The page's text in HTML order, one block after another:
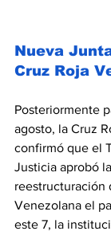
Nueva
Cruz Roja
Posteriormente
agosto, la Cruz
confirmó que el
Justicia aprobó
reestructuración
Venezolana el
este 7, la